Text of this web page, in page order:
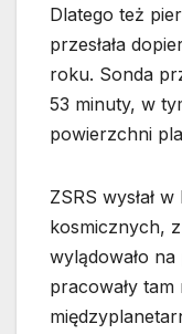
Dlatego też
przesłała
roku. Sonda
53 minuty, w
powierzchni
ZSRS wysłał
kosmicznych,
wylądowało
pracowały tam